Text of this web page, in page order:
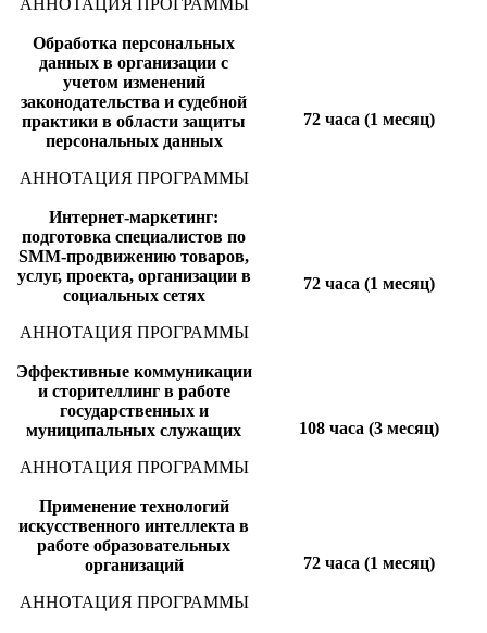
Обработка персональных
данных в организации с
учетом изменений
законодательства и судебной
практики в области защиты
персональных данных
АННОТАЦИЯ ПРОГРАММЫ
72 часа (1 месяц)
Интернет-маркетинг:
подготовка специалистов по
SMM-продвижению товаров,
услуг, проекта, организации в
социальных сетях
АННОТАЦИЯ ПРОГРАММЫ
72 часа (1 месяц)
Эффективные коммуникации
и сторителлинг в работе
государственных и
муниципальных служащих
АННОТАЦИЯ ПРОГРАММЫ
108 часа (3 месяц)
Применение технологий
искусственного интеллекта в
работе образовательных
организаций
АННОТАЦИЯ ПРОГРАММЫ
72 часа (1 месяц)